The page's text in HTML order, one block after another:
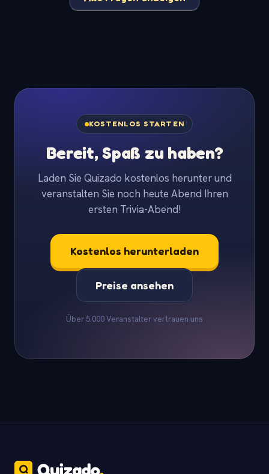
KOSTENLOS STARTEN
Bereit, Spaß zu haben?
Laden Sie Quizado kostenlos herunter und
veranstalten Sie noch heute Abend Ihren
ersten Trivia-Abend!
Kostenlos herunterladen
Preise ansehen
Über 5.000 Veranstalter vertrauen uns